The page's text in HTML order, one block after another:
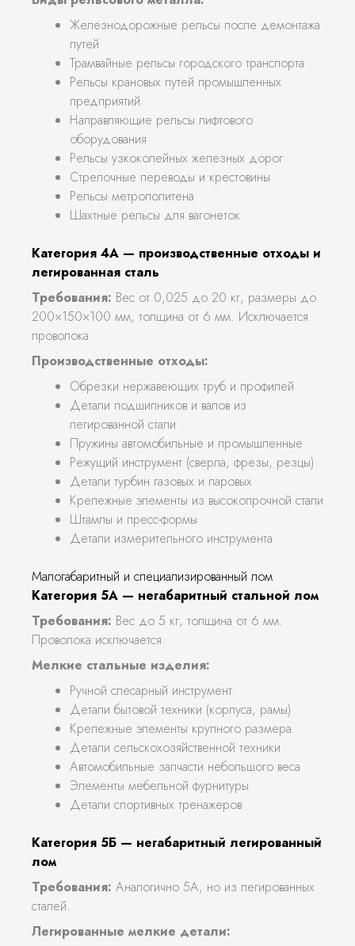
Железнодорожные рельсы после демонтажа
путей
Трамвайные рельсы городского транспорта
Рельсы крановых путей промышленных
предприятий
Направляющие рельсы лифтового
оборудования
Рельсы узкоколейных железных дорог
Стрелочные переводы и крестовины
Рельсы метрополитена
Шахтные рельсы для вагонеток
Категория 4А — производственные отходы и
легированная сталь
Требования: Вес от 0,025 до 20 кг, размеры до
200×150×100 мм, толщина от 6 мм. Исключается
проволока.
Производственные отходы:
Обрезки нержавеющих труб и профилей
Детали подшипников и валов из
легированной стали
Пружины автомобильные и промышленные
Режущий инструмент (сверла, фрезы, резцы)
Детали турбин газовых и паровых
Крепежные элементы из высокопрочной стали
Штампы и пресс-формы
Детали измерительного инструмента
Малогабаритный и специализированный лом
Категория 5А — негабаритный стальной лом
Требования: Вес до 5 кг, толщина от 6 мм.
Проволока исключается.
Мелкие стальные изделия:
Ручной слесарный инструмент
Детали бытовой техники (корпуса, рамы)
Крепежные элементы крупного размера
Детали сельскохозяйственной техники
Автомобильные запчасти небольшого веса
Элементы мебельной фурнитуры
Детали спортивных тренажеров
Категория 5Б — негабаритный легированный
лом
Требования: Аналогично 5А, но из легированных
сталей.
Легированные мелкие детали: